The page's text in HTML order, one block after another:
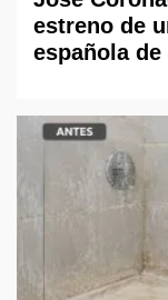
estreno de
española